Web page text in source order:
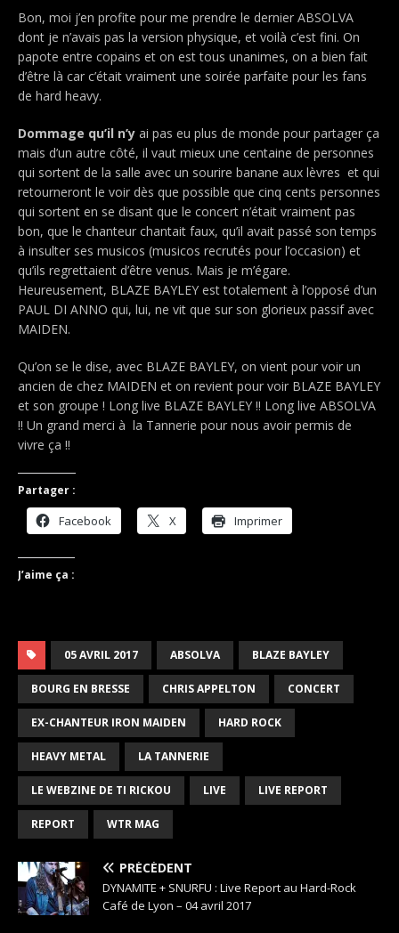
Bon, moi j’en profite pour me prendre le dernier ABSOLVA
dont je n’avais pas la version physique, et voilà c’est fini. On
papote entre copains et on est tous unanimes, on a bien fait
d’être là car c’était vraiment une soirée parfaite pour les fans
de hard heavy.
Dommage qu’il n’y ai pas eu plus de monde pour partager ça
mais d’un autre côté, il vaut mieux une centaine de personnes
qui sortent de la salle avec un sourire banane aux lèvres et qui
retourneront le voir dès que possible que cinq cents personnes
qui sortent en se disant que le concert n’était vraiment pas
bon, que le chanteur chantait faux, qu’il avait passé son temps
à insulter ses musicos (musicos recrutés pour l’occasion) et
qu’ils regrettaient d’être venus. Mais je m’égare.
Heureusement, BLAZE BAYLEY est totalement à l’opposé d’un
PAUL DI ANNO qui, lui, ne vit que sur son glorieux passif avec
MAIDEN.
Qu’on se le dise, avec BLAZE BAYLEY, on vient pour voir un
ancien de chez MAIDEN et on revient pour voir BLAZE BAYLEY
et son groupe ! Long live BLAZE BAYLEY !! Long live ABSOLVA
!! Un grand merci à la Tannerie pour nous avoir permis de
vivre ça !!
Partager :
Facebook X Imprimer
J’aime ça :
05 AVRIL 2017 ABSOLVA BLAZE BAYLEY
BOURG EN BRESSE CHRIS APPELTON CONCERT
EX-CHANTEUR IRON MAIDEN HARD ROCK
HEAVY METAL LA TANNERIE
LE WEBZINE DE TI RICKOU LIVE LIVE REPORT
REPORT WTR MAG
PRÉCÉDENT
DYNAMITE + SNURFU : Live Report au Hard-Rock
Café de Lyon – 04 avril 2017